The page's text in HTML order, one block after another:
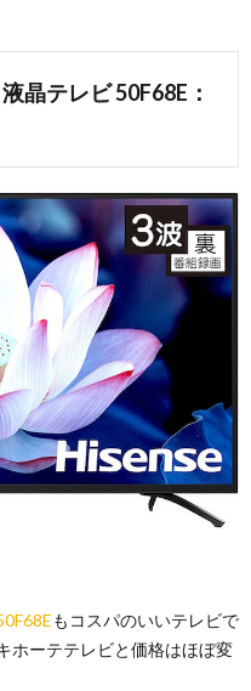
晶テレビ 50F68E：
もコスパのいいテレビで
ホーテテレビと価格はほぼ変